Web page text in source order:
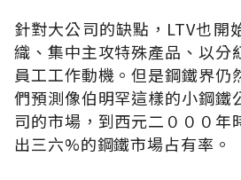
針對大公司的缺點，LTV也開
織、集中主攻特殊產品、以分
員工工作動機。但是鋼鐵界仍
們預測像伯明罕這樣的小鋼鐵
司的市場，到西元二０００年
出三六%的鋼鐵市場占有率。